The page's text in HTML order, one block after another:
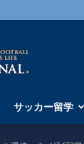
サッカー留学